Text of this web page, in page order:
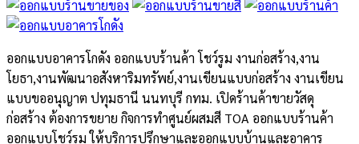
ออกแบบอาคารโกดัง ออกแบบร้านค้า โชว์รูม งานก่อสร้าง,งาน
โยธา,งานพัฒนาอสังหาริมทรัพย์,งานเขียนแบบก่อสร้าง งานเขียน
แบบขออนุญาต ปทุมธานี นนทบุรี กทม. เปิดร้านค้าขายวัสดุ
ก่อสร้าง ต้องการขยาย กิจการทำศูนย์ผสมสี TOA ออกแบบร้านค้า
ออกแบบโชว์รูม ให้บริการปรึกษาและออกแบบบ้านและอาคาร